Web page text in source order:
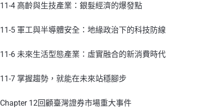
11-4 高齡與生技產業：銀髮經濟的爆發點
11-5 軍工與半導體安全：地緣政治下的科技防線
11-6 未來生活型態產業：虛實融合的新消費時代
11-7 掌握趨勢，就能在未來站穩腳步
Chapter 12回顧臺灣證券市場重大事件